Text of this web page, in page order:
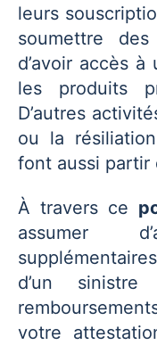
leurs
soumettre
d’avoir accès
les produits
D’autres
ou la résiliation
font aussi partir
À travers ce
assumer
d’un
votre